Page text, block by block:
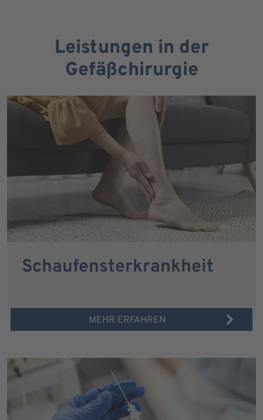
Leistungen in der
Gefäßchirurgie
Schaufensterkrankheit
MEHR ERFAHREN